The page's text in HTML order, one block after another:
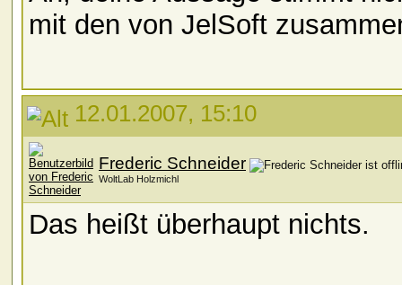
mit den von JelSoft
12.01.2007, 15:10
Frederic Schneider
WoltLab Holzmichl
Das heißt überhaupt nichts.